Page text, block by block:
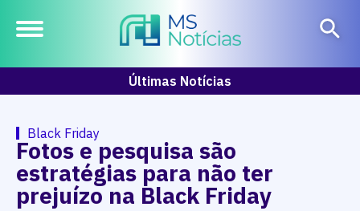
Últimas Notícias
Black Friday
Fotos e pesquisa são
estratégias para não ter
prejuízo na Black Friday